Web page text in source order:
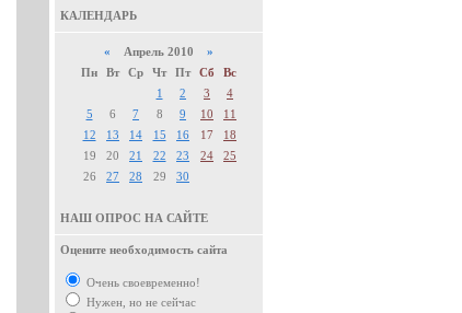
КАЛЕНДАРЬ
« Апрель 2010 »
Пн
Вт Ср Чт Пт Сб
Вс
1
2 3
4
5
6 7 8 9 10
11
12
13 14 15 16 17
18
19
20 21 22 23 24
25
26
27 28 29 30
НАШ ОПРОС НА САЙТЕ
Оцените необходимость сайта
Очень своевременно!
Нужен, но не сейчас